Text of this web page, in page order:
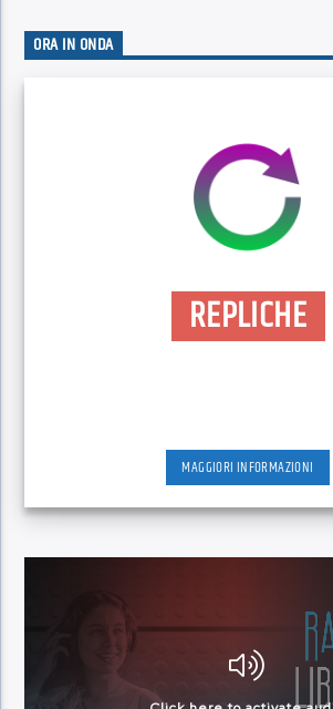
ORA IN ONDA
REPLICHE
MAGGIORI INFORMAZIONI